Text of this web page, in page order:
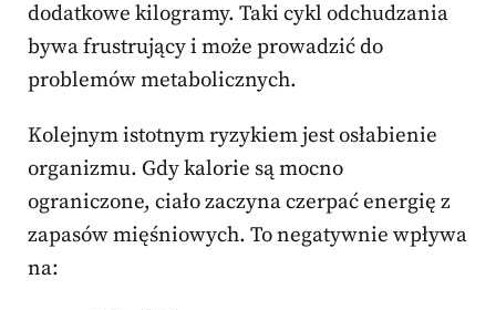
dodatkowe kilogramy. Taki cykl odchudzania
bywa frustrujący i może prowadzić do
problemów metabolicznych.
Kolejnym istotnym ryzykiem jest osłabienie
organizmu. Gdy kalorie są mocno
ograniczone, ciało zaczyna czerpać energię z
zapasów mięśniowych. To negatywnie wpływa
na: